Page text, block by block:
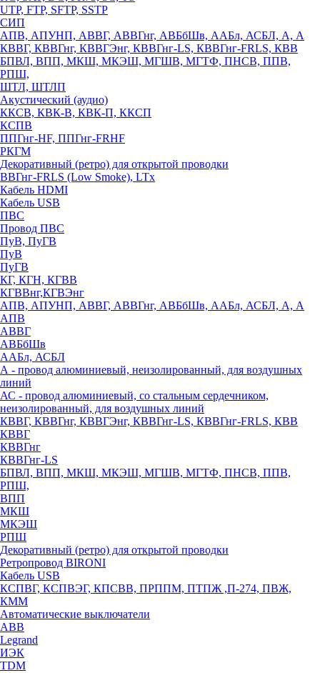
UTP, FTP, SFTP, SSTP
СИП
АПВ, АПУНП, АВВГ, АВВГнг, АВБбШв, ААБл, АСБЛ, А, А
КВВГ, КВВГнг, КВВГЭнг, КВВГнг-LS, КВВГнг-FRLS, КВВ
БПВЛ, ВПП, МКШ, МКЭШ, МГШВ, МГТФ, ПНСВ, ППВ,
РПШ,
ШТЛ, ШТЛП
Акустический (аудио)
ККСВ, КВК-В, КВК-П, ККСП
КСПВ
ППГнг-HF, ППГнг-FRHF
РКГМ
Декоративный (ретро) для открытой проводки
ВВГнг-FRLS (Low Smoke), LTx
Кабель HDMI
Кабель USB
ПВС
Провод ПВС
ПуВ, ПуГВ
ПуВ
ПуГВ
КГ, КГН, КГВВ
КГВВнг,КГВЭнг
АПВ, АПУНП, АВВГ, АВВГнг, АВБбШв, ААБл, АСБЛ, А, А
АПВ
АВВГ
АВБбШв
ААБл, АСБЛ
А - провод алюминиевый, неизолированный, для воздушных
линий
АС - провод алюминиевый, со стальным сердечником,
неизолированный, для воздушных линий
КВВГ, КВВГнг, КВВГЭнг, КВВГнг-LS, КВВГнг-FRLS, КВВ
КВВГ
КВВГнг
КВВГнг-LS
БПВЛ, ВПП, МКШ, МКЭШ, МГШВ, МГТФ, ПНСВ, ППВ,
РПШ,
ВПП
МКШ
МКЭШ
РПШ
Декоративный (ретро) для открытой проводки
Ретропровод BIRONI
Кабель USB
КСПВГ, КСПВЭГ, КПСВВ, ПРППМ, ПТПЖ ,П-274, ПВЖ,
КММ
Автоматические выключатели
ABB
Legrand
ИЭК
TDM